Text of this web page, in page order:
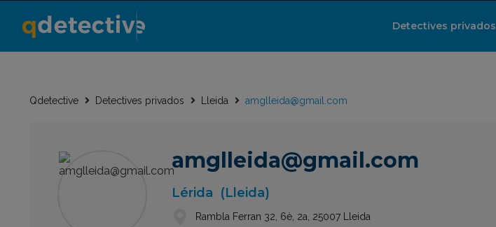
Detectives privados
Qdetective Detectives privados Lleida amglleida@gmail.com
amglleida@gmail.com
Lérida (Lleida)
Rambla Ferran 32, 6è, 2a, 25007 Lleida